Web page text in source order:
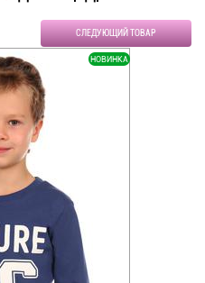
СЛЕДУЮЩИЙ ТОВАР
НОВИНКА